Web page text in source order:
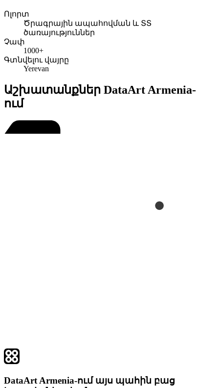
Ոլորտ
Ծրագրային ապահովման և ՏՏ
ծառայություններ
Չափ
1000+
Գտնվելու վայրը
Yerevan
Աշխատանքներ DataArt Armenia-
ում
DataArt Armenia-ում այս պահին բաց